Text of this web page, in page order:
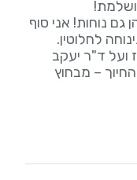
גם נוחות! אני סוף
ועל ד"ר יעקב
– מבחוץ